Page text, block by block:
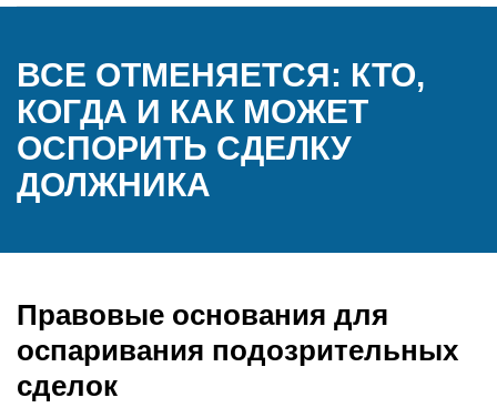
ВСЕ ОТМЕНЯЕТСЯ: КТО,
КОГДА И КАК МОЖЕТ
ОСПОРИТЬ СДЕЛКУ
ДОЛЖНИКА
Правовые основания для
оспаривания подозрительных
сделок